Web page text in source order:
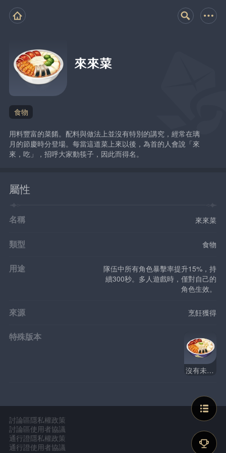
來來菜
食物
用料豐富的菜餚。配料與做法上並沒有特別的講究，經常在璃
月的節慶時分登場。每當這道菜上來以後，為首的人會說「來
來，吃」，招呼大家動筷子，因此而得名。
屬性
名稱 來來菜
類型 食物
用途
隊伍中所有角色暴擊率提升15%，持
續300秒。多人遊戲時，僅對自己的
角色生效。
來源 烹飪獲得
特殊版本
沒有未來菜
討論區隱私權政策
討論區使用者協議
通行證隱私權政策
通行證使用者協議